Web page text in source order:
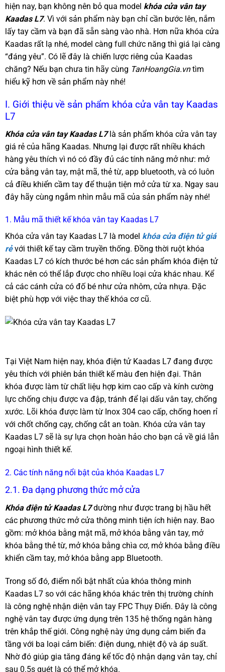
hiện nay, bạn không nên bỏ qua model khóa cửa vân tay
Kaadas L7. Vì với sản phẩm này bạn chỉ cần bước lên, nắm
lấy tay cầm và bạn đã sẵn sàng vào nhà. Hơn nữa khóa cửa
Kaadas rất lạ nhé, model càng full chức năng thì giá lại càng
“đáng yêu”. Có lẽ đây là chiến lược riêng của Kaadas
chăng? Nếu bạn chưa tin hãy cùng TanHoangGia.vntìm
hiểu kỹ hơn về sản phẩm này nhé!
I. Giới thiệu về sản phẩm khóa cửa vân tay Kaadas
L7
Khóa cửa vân tay Kaadas L7là sản phẩm khóa cửa vân tay
giá rẻ của hãng Kaadas. Nhưng lại được rất nhiều khách
hàng yêu thích vì nó có đầy đủ các tính năng mở như: mở
cửa bằng vân tay, mật mã, thẻ từ, app bluetooth, và có luôn
cả điều khiển cầm tay để thuận tiện mở cửa từ xa. Ngay sau
đây hãy cùng ngắm nhìn mẫu mã của sản phẩm này nhé!
1. Mẫu mã thiết kế khóa vân tay Kaadas L7
Khóa cửa vân tay Kaadas L7 là model khóa cửa điện tử giá
rẻvới thiết kế tay cầm truyền thống. Đồng thời ruột khóa
Kaadas L7 có kích thước bé hơn các sản phẩm khóa điện tử
khác nên có thể lắp được cho nhiều loại cửa khác nhau. Kể
cả các cánh cửa có đố bé như cửa nhôm, cửa nhựa. Đặc
biệt phù hợp với việc thay thế khóa cơ cũ.
Tại Việt Nam hiện nay, khóa điện tử Kaadas L7 đang được
yêu thích với phiên bản thiết kế màu đen hiện đại. Thân
khóa được làm từ chất liệu hợp kim cao cấp và kính cường
lực chống chịu được va đập, tránh để lại dấu vân tay, chống
xước. Lõi khóa được làm từ Inox 304 cao cấp, chống hoen rỉ
với chốt chống cạy, chống cắt an toàn. Khóa cửa vân tay
Kaadas L7 sẽ là sự lựa chọn hoàn hảo cho bạn cả về giá lẫn
ngoại hình thiết kế.
2. Các tính năng nổi bật của khóa Kaadas L7
2.1. Đa dạng phương thức mở cửa
Khóa điện tử Kaadas L7dường như được trang bị hầu hết
các phương thức mở cửa thông minh tiện ích hiện nay. Bao
gồm: mở khóa bằng mật mã, mở khóa bằng vân tay, mở
khóa bằng thẻ từ, mở khóa bằng chìa cơ, mở khóa bằng điều
khiển cầm tay, mở khóa bằng app Bluetooth.
Trong số đó, điểm nổi bật nhất của khóa thông minh
Kaadas L7 so với các hãng khóa khác trên thị trường chính
là công nghệ nhận diện vân tay FPC Thụy Điển. Đây là công
nghệ vân tay được ứng dụng trên 135 hệ thống ngân hàng
trên khắp thế giới. Công nghệ này ứng dụng cảm biến đa
tầng với ba loại cảm biến: điện dung, nhiệt độ và áp suất.
Nhờ đó giúp gia tăng đáng kể tốc độ nhận dạng vân tay, chỉ
sau 0.5s quét là có thể mở khóa.